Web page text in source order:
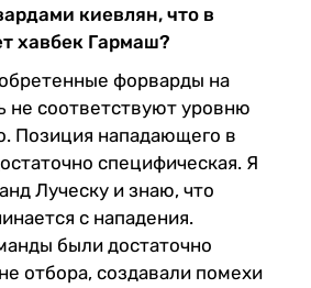
киевлян, что в
хавбек Гармаш?
форварды на
не соответствуют уровню
Позиция нападающего в
специфическая. Я
Луческу и знаю, что
с нападения.
были достаточно
отбора, создавали помехи